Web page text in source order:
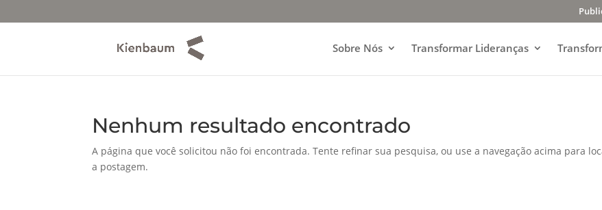
Sobre Nós Transformar Lideranças
Nenhum resultado encontrado
A página que você solicitou não foi encontrada. Tente refinar sua pesquisa, ou use a navegação acima para
a postagem.